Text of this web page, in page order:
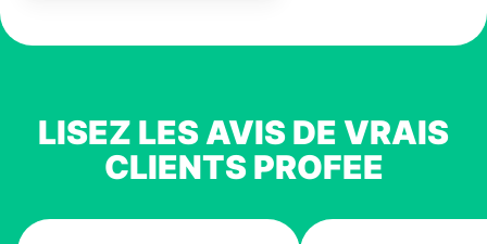
LISEZ LES AVIS DE VRAIS
CLIENTS PROFEE